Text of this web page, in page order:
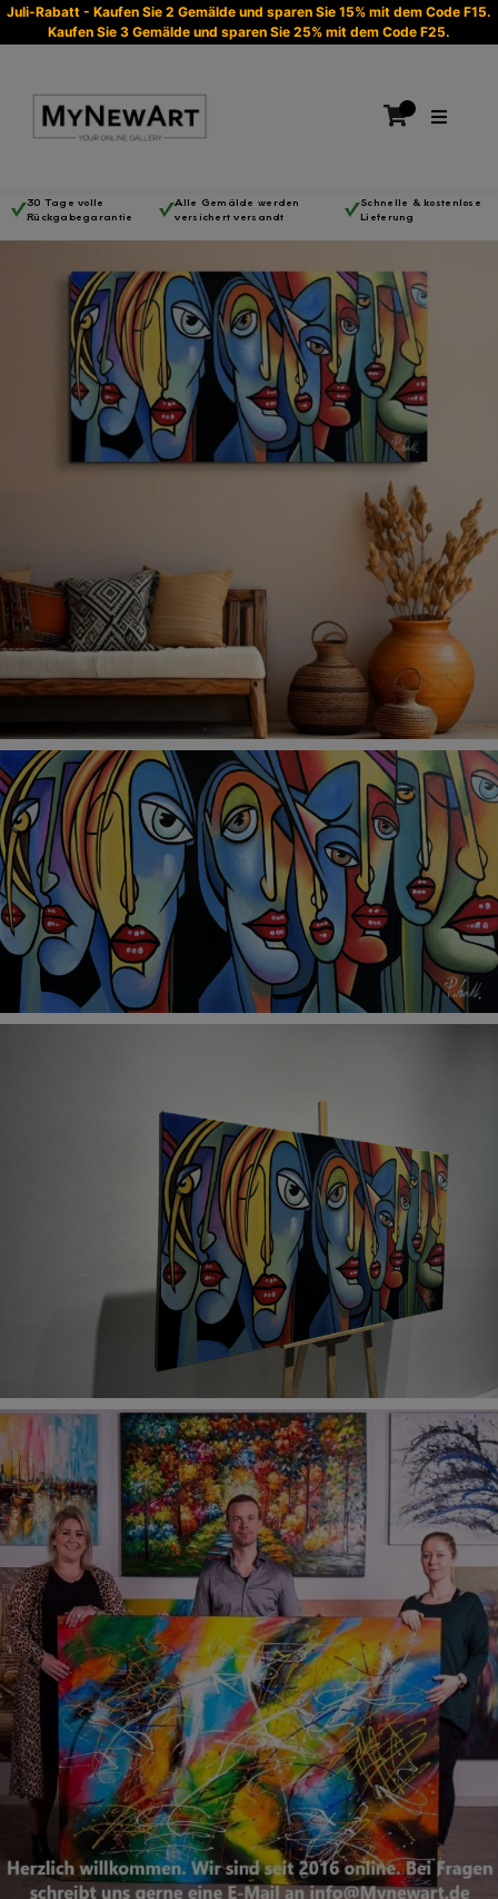
Juli-Rabatt - Kaufen Sie 2 Gemälde und sparen Sie 15% mit dem Code F15.
Kaufen Sie 3 Gemälde und sparen Sie 25% mit dem Code F25.
30 Tage volle
Rückgabegarantie
Alle Gemälde werden
versichert versandt
Schnelle & kostenlose
Lieferung